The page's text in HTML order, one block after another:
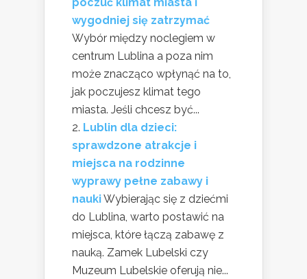
wygodniej się zatrzymać
Wybór między noclegiem w
centrum Lublina a poza nim
może znacząco wpłynąć na to,
jak poczujesz klimat tego
miasta. Jeśli chcesz być...
Lublin dla dzieci:
sprawdzone atrakcje i
miejsca na rodzinne
wyprawy pełne zabawy i
naukiWybierając się z dziećmi
do Lublina, warto postawić na
miejsca, które łączą zabawę z
nauką. Zamek Lubelski czy
Muzeum Lubelskie oferują nie...